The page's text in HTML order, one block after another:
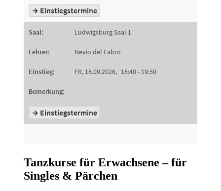
Tanzkurse für Erwachsene – für
Singles & Pärchen